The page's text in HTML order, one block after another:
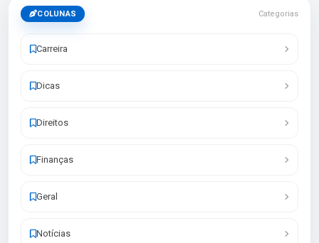
COLUNAS Categorias
Carreira
Dicas
Direitos
Finanças
Geral
Notícias